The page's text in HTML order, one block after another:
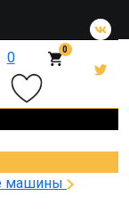
0 0
машины